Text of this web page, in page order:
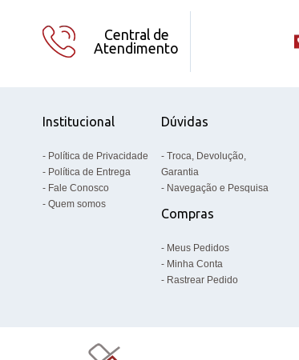
Central de
Atendimento
Institucional
Política de Privacidade
Política de Entrega
Fale Conosco
Quem somos
Dúvidas
Troca, Devolução,
Garantia
Navegação e Pesquisa
Compras
Meus Pedidos
Minha Conta
Rastrear Pedido